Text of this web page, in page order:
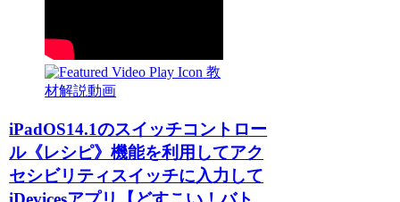
教
材解説動画
iPadOS14.1のスイッチコントロー
ル《レシピ》機能を利用してアク
セシビリティスイッチに入力して